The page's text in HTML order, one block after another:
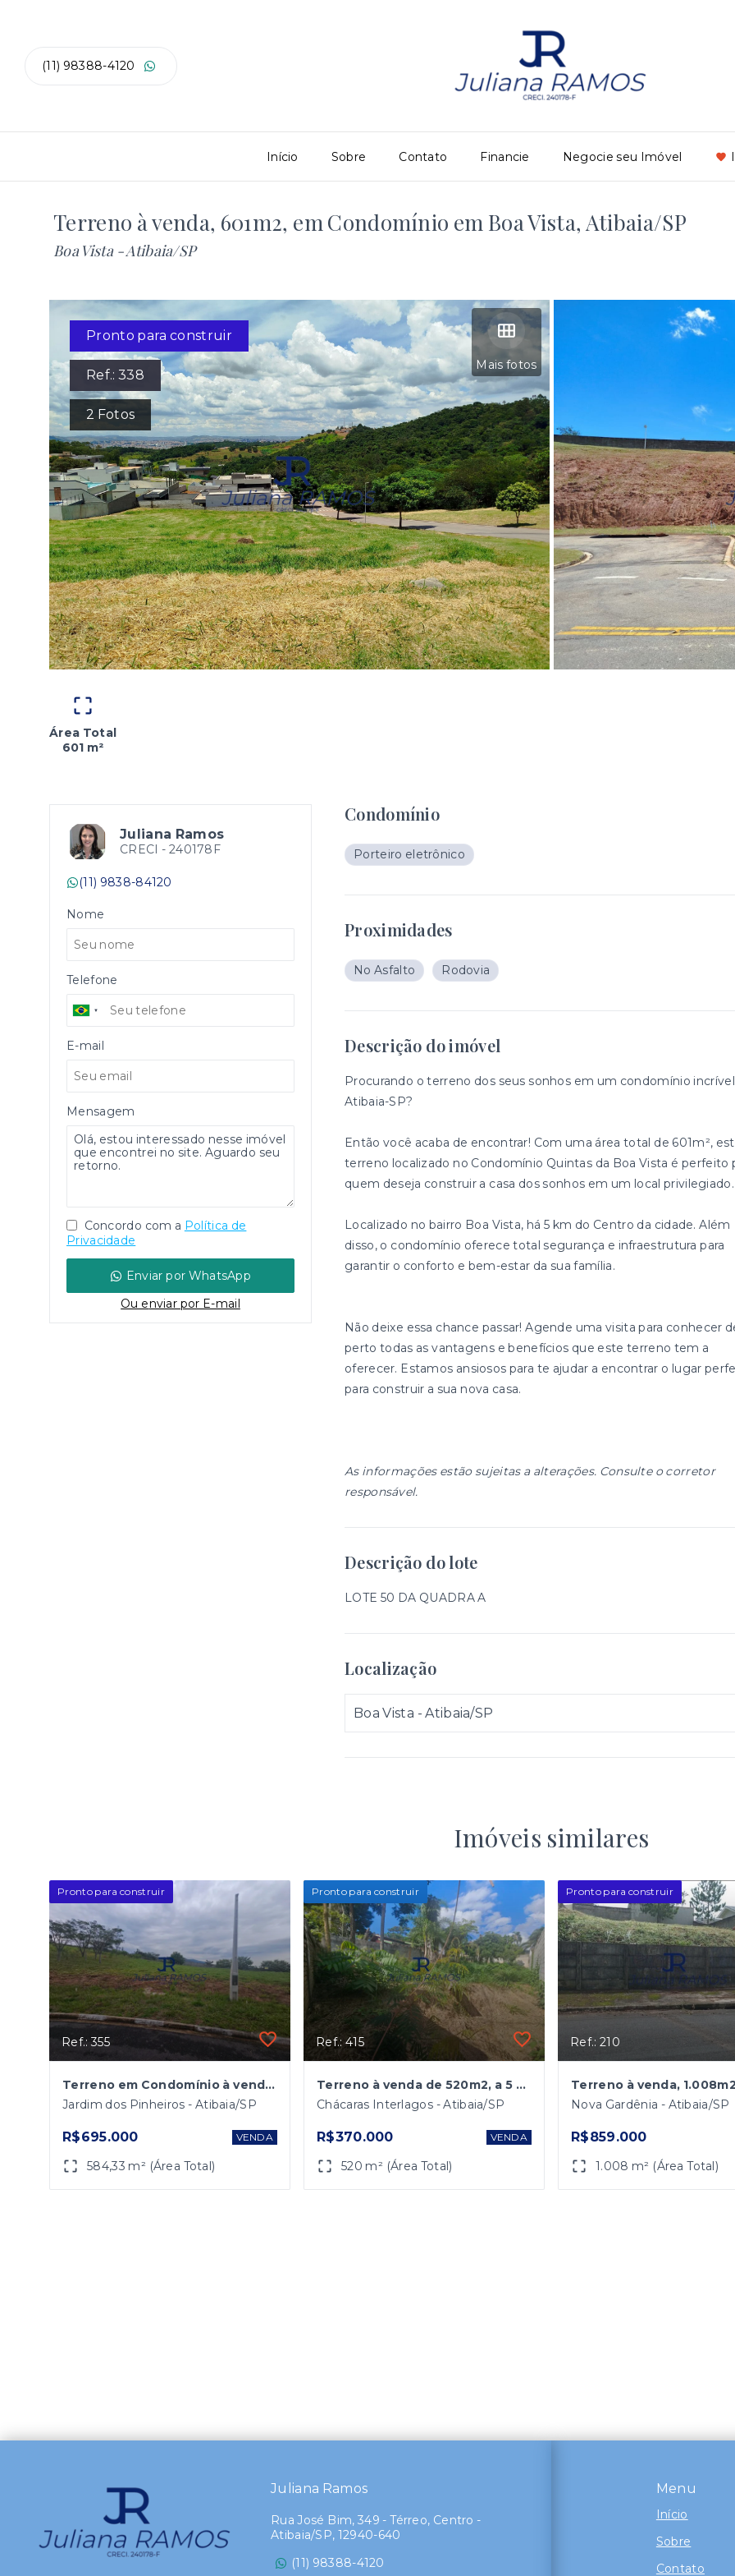
(11) 98388-4120
Início Sobre Contato Financie Negocie seu Imóvel
Terreno à venda, 601m2, em Condomínio em Boa Vista, Atibaia/SP
Boa Vista - Atibaia/SP
Mais fotos
Pronto para construir
Ref.:338
2 Fotos
Área Total
601 m²
Juliana Ramos
CRECI - 240178F
(11) 9838-84120
Nome
Telefone
E-mail
Mensagem
Concordo com a Política de
Privacidade
Enviar por WhatsApp
Ou enviar por E-mail
Condomínio
Porteiro eletrônico
Proximidades
No Asfalto Rodovia
Descrição do imóvel
Procurando o terreno dos seus sonhos em um condomínio
Atibaia-SP?
Então você acaba de encontrar! Com uma área total de 601m²,
terreno localizado no Condomínio Quintas da Boa Vista é perfeito
quem deseja construir a casa dos sonhos em um local privilegiado.
Localizado no bairro Boa Vista, há 5 km do Centro da cidade. Além
disso, o condomínio oferece total segurança e infraestrutura para
garantir o conforto e bem-estar da sua família.
Não deixe essa chance passar! Agende uma visita para conhecer
perto todas as vantagens e benefícios que este terreno tem a
oferecer. Estamos ansiosos para te ajudar a encontrar o lugar
para construir a sua nova casa.
As informações estão sujeitas a alterações. Consulte o corretor
responsável.
Descrição do lote
LOTE 50 DA QUADRA A
Localização
Boa Vista - Atibaia/SP
Imóveis similares
Pronto para construir
Ref.: 355
Terreno em Condomínio à venda, 584m2, em Jardim dos Pinheiros, Atibaia/SP
Jardim dos Pinheiros - Atibaia/SP
R$695.000 VENDA
584,33 m² (Área Total)
Pronto para construir
Ref.: 415
Terreno à venda de 520m2, a 5 Km do Centro, Atibaia/SP
Chácaras Interlagos - Atibaia/SP
R$370.000 VENDA
520 m² (Área Total)
Pronto para construir
Ref.: 210
Nova Gardênia - Atibaia/SP
R$859.000
1.008 m² (Área Total)
Menu
Início
Sobre
Contato
Juliana Ramos
Rua José Bim, 349 - Térreo, Centro -
Atibaia/SP, 12940-640
(11) 98388-4120